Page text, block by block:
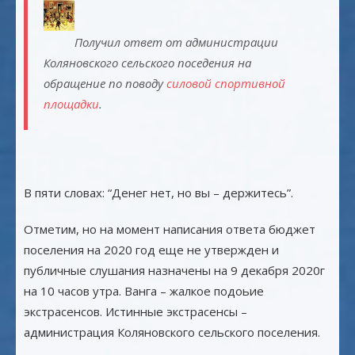
Получил ответ от администрации
Коляновского сельского поседения на
обращение по поводусиловой спортивной
площадки.
В пяти словах: “Денег нет, но вы – держитесь”.
Отметим, но на момент написания ответа бюджет
поселения на 2020 год еще не утвержден и
публичные слушания назначены на 9 декабря 2020г
на 10 часов утра. Ванга – жалкое подоьие
экстрасенсов. Истинные экстрасенсы –
администрация Коляновского сельского поселения.